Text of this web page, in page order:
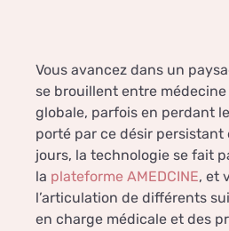
Vous avancez dans un
se brouillent entre
globale, parfois en perdant
porté par ce désir persistant
jours, la technologie se fait
la plateforme AMEDCINE, et
l’articulation de différents
en charge médicale et des